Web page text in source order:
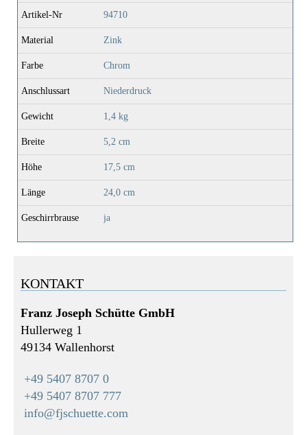
Artikel-Nr 94710
Material Zink
Farbe Chrom
Anschlussart Niederdruck
Gewicht 1,4 kg
Breite 5,2 cm
Höhe 17,5 cm
Länge 24,0 cm
Geschirrbrause ja
KONTAKT
Franz Joseph Schütte GmbH
Hullerweg 1
49134 Wallenhorst
+49 5407 8707 0
+49 5407 8707 777
info@fjschuette.com